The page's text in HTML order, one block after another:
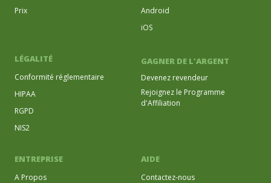
Prix
Android
iOS
LÉGALITÉ
Conformité réglementaire
HIPAA
RGPD
NIS2
GAGNER DE L'ARGENT
Devenez revendeur
Rejoignez le Programme
d'Affiliation
ENTREPRISE
A Propos
AIDE
Contactez-nous